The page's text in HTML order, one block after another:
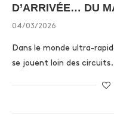
D’ARRIVÉE… DU
04/03/2026
Dans le monde ultra-
se jouent loin des